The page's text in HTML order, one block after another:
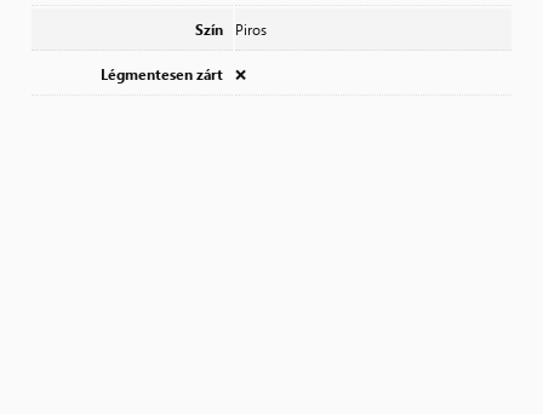
Szín Piros
Légmentesen zárt ❌